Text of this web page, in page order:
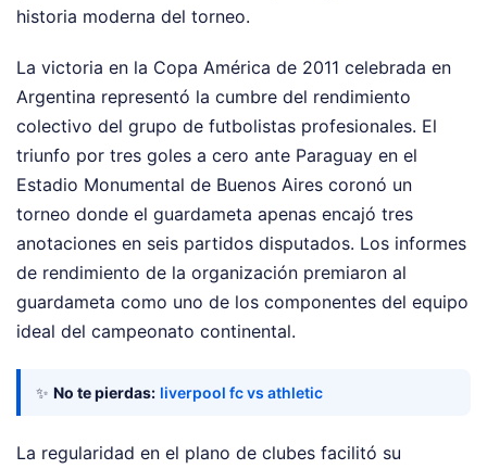
historia moderna del torneo.
La victoria en la Copa América de 2011 celebrada en
Argentina representó la cumbre del rendimiento
colectivo del grupo de futbolistas profesionales. El
triunfo por tres goles a cero ante Paraguay en el
Estadio Monumental de Buenos Aires coronó un
torneo donde el guardameta apenas encajó tres
anotaciones en seis partidos disputados. Los informes
de rendimiento de la organización premiaron al
guardameta como uno de los componentes del equipo
ideal del campeonato continental.
✨ No te pierdas: liverpool fc vs athletic
La regularidad en el plano de clubes facilitó su